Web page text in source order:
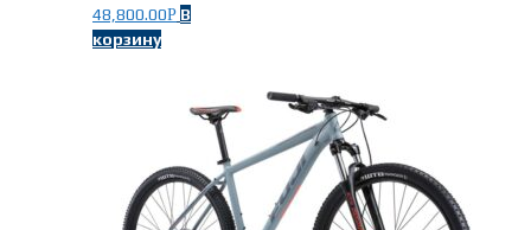
48,800.00Р В
корзину